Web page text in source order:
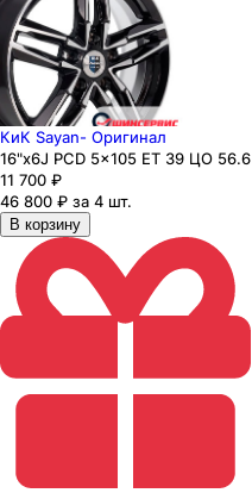
КиК Sayan- Оригинал
16"x6J PCD 5x105 ЕТ 39 ЦО 56.6
11 700 ₽
46 800 ₽ за 4 шт.
В корзину